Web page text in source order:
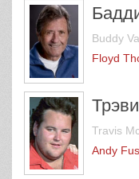
Buddy
Floyd
Travis
Andy